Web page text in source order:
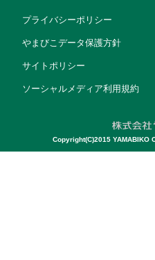
プライバシーポリシー
やまびこデータ保護方針
サイトポリシー
ソーシャルメディア利用規約
Copyright(C)2015